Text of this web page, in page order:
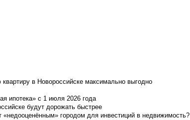
в Новороссийске максимально выгодно
ипотека» с 1 июля 2026 года
будут дорожать быстрее
городом для инвестиций в недвижимость?